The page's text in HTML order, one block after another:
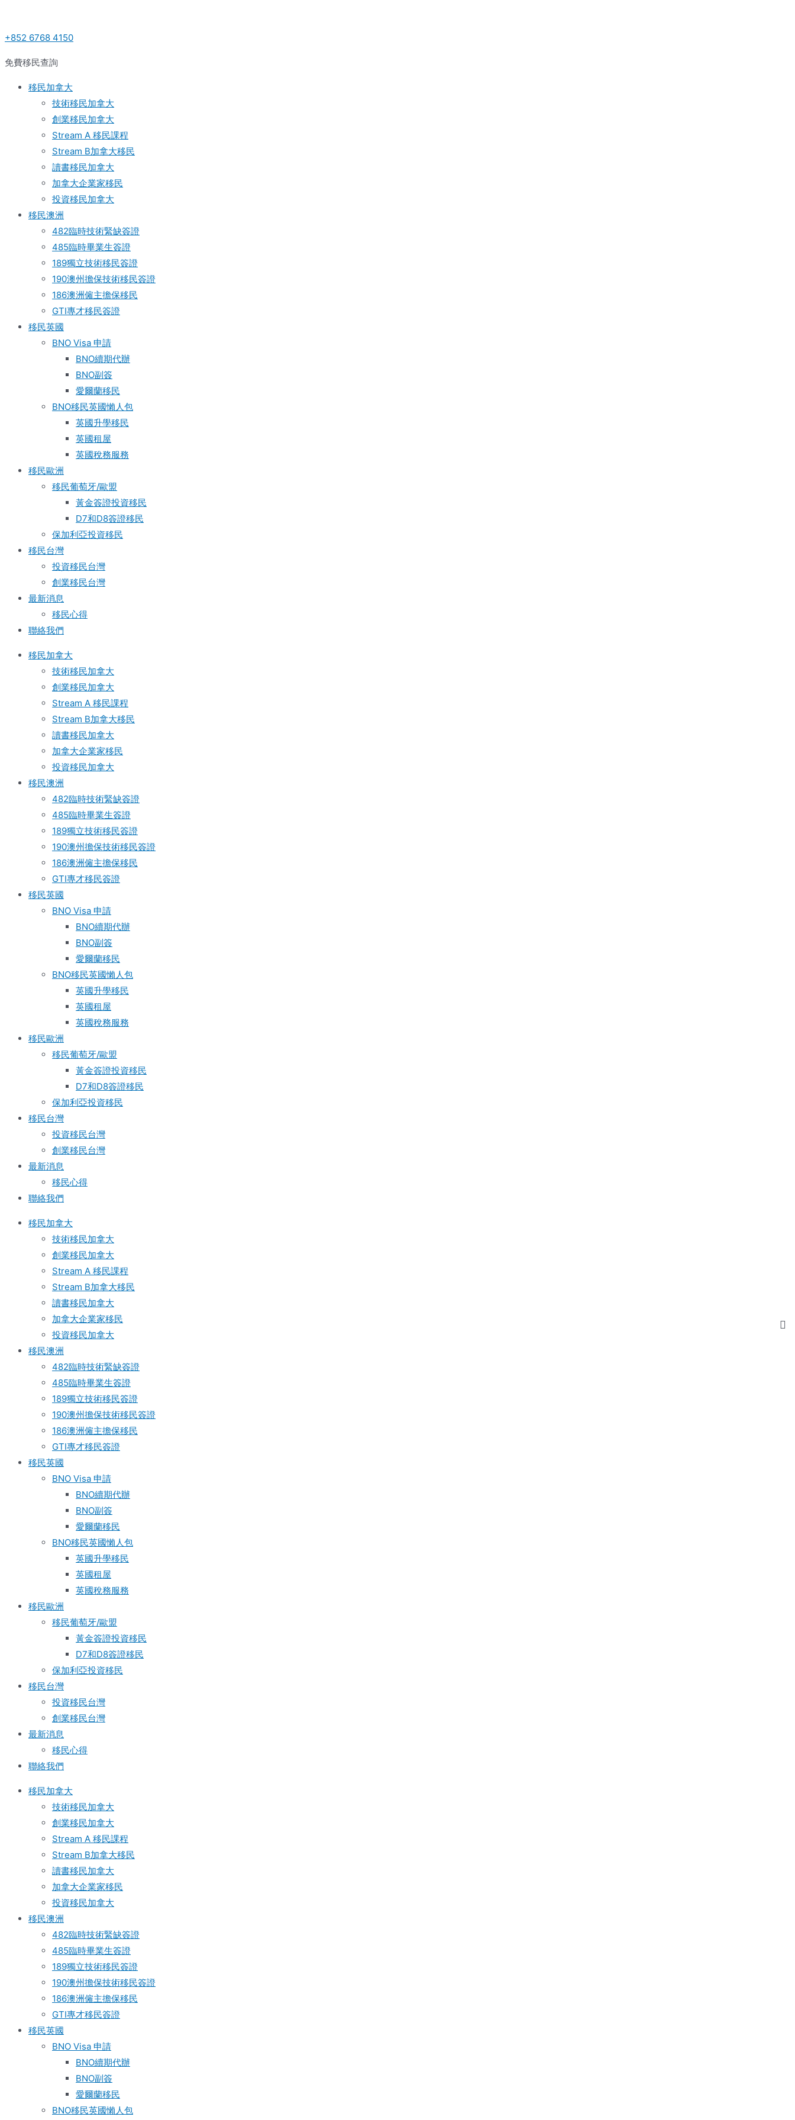
content
+852 6768 4150
免費移民查詢
移民加拿大
技術移民加拿大
創業移民加拿大
Stream A 移民課程
Stream B加拿大移民
讀書移民加拿大
加拿大企業家移民
投資移民加拿大
移民澳洲
482臨時技術緊缺簽證
485臨時畢業生簽證
189獨立技術移民簽證
190澳州擔保技術移民簽證
186澳洲僱主擔保移民
GTI專才移民簽證
移民英國
BNO Visa 申請
BNO續期代辦
BNO副簽
愛爾蘭移民
BNO移民英國懶人包
英國升學移民
英國租屋
英國稅務服務​
移民歐洲
移民葡萄牙/歐盟
黃金簽證投資移民
D7和D8簽證移民
保加利亞投資移民
移民台灣
投資移民台灣
創業移民台灣
最新消息
移民心得
聯絡我們
移民加拿大
技術移民加拿大
創業移民加拿大
Stream A 移民課程
Stream B加拿大移民
讀書移民加拿大
加拿大企業家移民
投資移民加拿大
移民澳洲
482臨時技術緊缺簽證
485臨時畢業生簽證
189獨立技術移民簽證
190澳州擔保技術移民簽證
186澳洲僱主擔保移民
GTI專才移民簽證
移民英國
BNO Visa 申請
BNO續期代辦
BNO副簽
愛爾蘭移民
BNO移民英國懶人包
英國升學移民
英國租屋
英國稅務服務​
移民歐洲
移民葡萄牙/歐盟
黃金簽證投資移民
D7和D8簽證移民
保加利亞投資移民
移民台灣
投資移民台灣
創業移民台灣
最新消息
移民心得
聯絡我們
移民加拿大
技術移民加拿大
創業移民加拿大
Stream A 移民課程
Stream B加拿大移民
讀書移民加拿大
加拿大企業家移民
投資移民加拿大
移民澳洲
482臨時技術緊缺簽證
485臨時畢業生簽證
189獨立技術移民簽證
190澳州擔保技術移民簽證
186澳洲僱主擔保移民
GTI專才移民簽證
移民英國
BNO Visa 申請
BNO續期代辦
BNO副簽
愛爾蘭移民
BNO移民英國懶人包
英國升學移民
英國租屋
英國稅務服務​
移民歐洲
移民葡萄牙/歐盟
黃金簽證投資移民
D7和D8簽證移民
保加利亞投資移民
移民台灣
投資移民台灣
創業移民台灣
最新消息
移民心得
聯絡我們
移民加拿大
技術移民加拿大
創業移民加拿大
Stream A 移民課程
Stream B加拿大移民
讀書移民加拿大
加拿大企業家移民
投資移民加拿大
移民澳洲
482臨時技術緊缺簽證
485臨時畢業生簽證
189獨立技術移民簽證
190澳州擔保技術移民簽證
186澳洲僱主擔保移民
GTI專才移民簽證
移民英國
BNO Visa 申請
BNO續期代辦
BNO副簽
愛爾蘭移民
BNO移民英國懶人包